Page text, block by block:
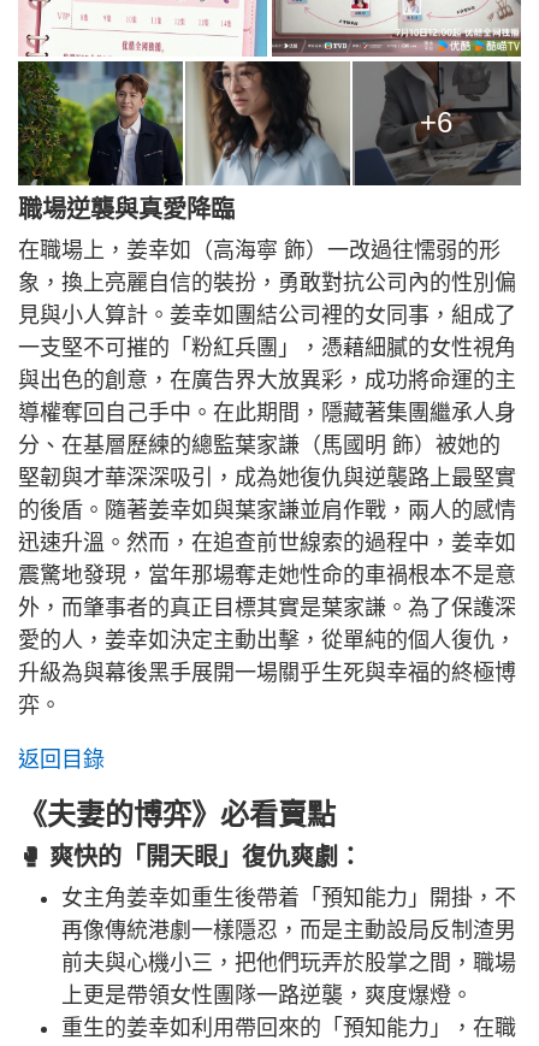
+6
職場逆襲與真愛降臨
在職場上，姜幸如（高海寧 飾）一改過往懦弱的形
象，換上亮麗自信的裝扮，勇敢對抗公司內的性別偏
見與小人算計。姜幸如團結公司裡的女同事，組成了
一支堅不可摧的「粉紅兵團」，憑藉細膩的女性視角
與出色的創意，在廣告界大放異彩，成功將命運的主
導權奪回自己手中。在此期間，隱藏著集團繼承人身
分、在基層歷練的總監葉家謙（馬國明 飾）被她的
堅韌與才華深深吸引，成為她復仇與逆襲路上最堅實
的後盾。隨著姜幸如與葉家謙並肩作戰，兩人的感情
迅速升溫。然而，在追查前世線索的過程中，姜幸如
震驚地發現，當年那場奪走她性命的車禍根本不是意
外，而肇事者的真正目標其實是葉家謙。為了保護深
愛的人，姜幸如決定主動出擊，從單純的個人復仇，
升級為與幕後黑手展開一場關乎生死與幸福的終極博
弈。
返回目錄
《夫妻的博弈》必看賣點
🥊 爽快的「開天眼」復仇爽劇：
女主角姜幸如重生後帶着「預知能力」開掛，不
再像傳統港劇一樣隱忍，而是主動設局反制渣男
前夫與心機小三，把他們玩弄於股掌之間，職場
上更是帶領女性團隊一路逆襲，爽度爆燈。
重生的姜幸如利用帶回來的「預知能力」，在職